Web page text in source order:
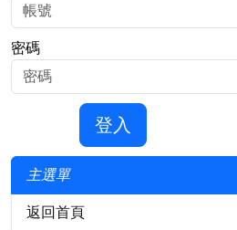
密碼
登入
主選單
返回首頁